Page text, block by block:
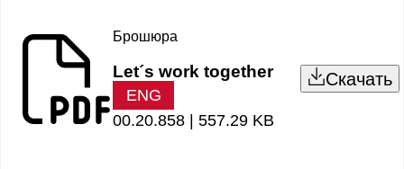
Брошюра
Let´s work together
ENG
00.20.858 | 557.29 KB
Скачать